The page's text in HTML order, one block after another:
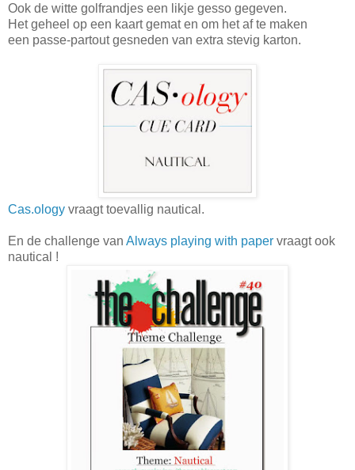
Ook de witte golfrandjes een likje gesso gegeven.
Het geheel op een kaart gemat en om het af te maken
een passe-partout gesneden van extra stevig karton.
Cas.ology vraagt toevallig nautical.
En de challenge van Always playing with paper vraagt ook
nautical !